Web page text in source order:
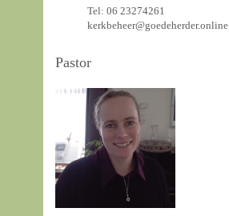
Tel: 06 23274261
kerkbeheer@goedeherder.online
Pastor